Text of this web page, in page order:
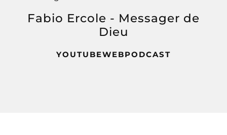
Fabio Ercole - Messager de
Dieu
YOUTUBEWEBPODCAST